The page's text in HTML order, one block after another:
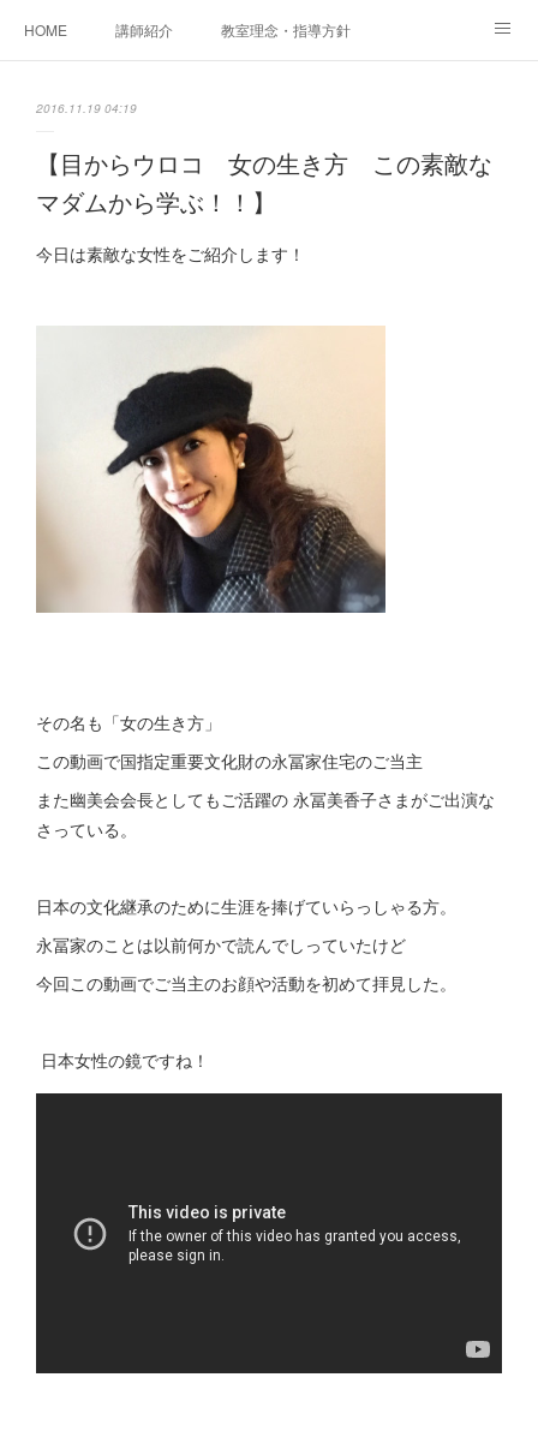
HOME 講師紹介 教室理念・指導方針
ご相談・体験レッスンお申し込み
アクセス
2016.11.19 04:19
【目からウロコ 女の生き方 この素敵な
マダムから学ぶ！！】
今日は素敵な女性をご紹介します！
その名も「女の生き方」
この動画で国指定重要文化財の永冨家住宅のご当主
また幽美会会長としてもご活躍の 永冨美香子さまがご出演な
さっている。
日本の文化継承のために生涯を捧げていらっしゃる方。
永冨家のことは以前何かで読んでしっていたけど
今回この動画でご当主のお顔や活動を初めて拝見した。
日本女性の鏡ですね！